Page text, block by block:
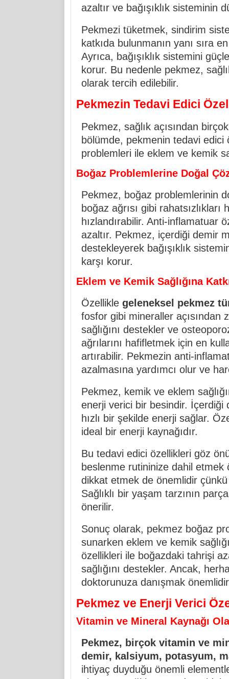
azaltır ve bağışıklık sisteminin
Pekmezi tüketmek, sindirim
katkıda bulunmanın yanı sıra
Ayrıca, bağışıklık sistemini
korur. Bu nedenle pekmez,
olarak tercih edilebilir.
Pekmezin Tedavi Edici
Pekmez, sağlık açısından
bölümde, pekmenin tedavi edici
problemleri ile eklem ve kemik
Boğaz Problemlerine Doğal
Pekmez, boğaz problemlerinin
boğaz ağrısı gibi
hızlandırabilir. Anti-inflamatuar
azaltır. Pekmez, içerdiği demir
destekleyerek bağışıklık
karşı korur.
Eklem ve Kemik Sağlığına
Özellikle geleneksel pekmez
fosfor gibi mineraller açısından
sağlığını destekler ve
ağrılarını hafifletmek için en
artırabilir. Pekmezin anti-
azalmasına yardımcı olur ve
Pekmez, kemik ve eklem
enerji verici bir besindir. İçerdiği
hızlı bir şekilde enerji sağlar.
ideal bir enerji kaynağıdır.
Bu tedavi edici özellikleri göz
beslenme rutininize dahil etmek
dikkat etmek de önemlidir
Sağlıklı bir yaşam tarzının
önerilir.
Sonuç olarak, pekmez boğaz
sunarken eklem ve kemik
özellikleri ile boğazdaki tahrişi
sağlığını destekler. Ancak,
doktorunuza danışmak
Pekmez ve Enerji Verici
Vitamin ve Mineral Kaynağı
Pekmez, birçok vitamin ve
demir, kalsiyum, potasyum,
ihtiyaç duyduğu önemli